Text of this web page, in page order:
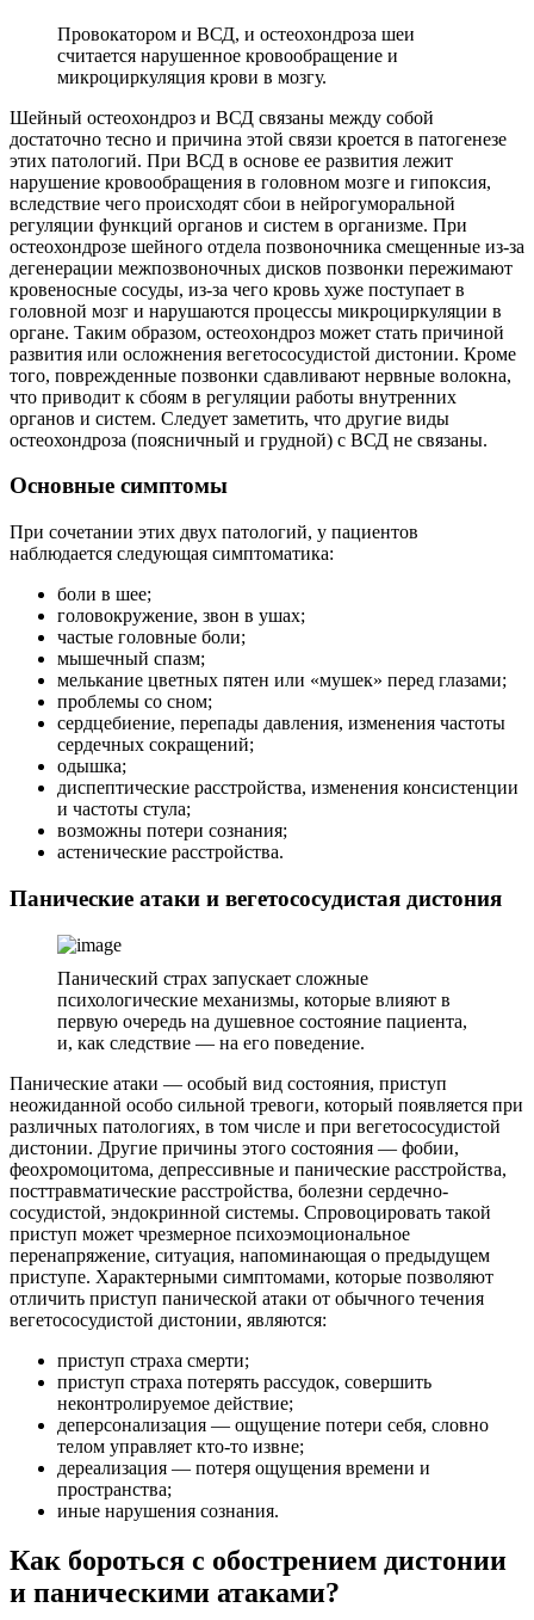
Провокатором и ВСД, и остеохондроза шеи
считается нарушенное кровообращение и
микроциркуляция крови в мозгу.
Шейный остеохондроз и ВСД связаны между собой
достаточно тесно и причина этой связи кроется в патогенезе
этих патологий. При ВСД в основе ее развития лежит
нарушение кровообращения в головном мозге и гипоксия,
вследствие чего происходят сбои в нейрогуморальной
регуляции функций органов и систем в организме. При
остеохондрозе шейного отдела позвоночника смещенные из-за
дегенерации межпозвоночных дисков позвонки пережимают
кровеносные сосуды, из-за чего кровь хуже поступает в
головной мозг и нарушаются процессы микроциркуляции в
органе. Таким образом, остеохондроз может стать причиной
развития или осложнения вегетососудистой дистонии. Кроме
того, поврежденные позвонки сдавливают нервные волокна,
что приводит к сбоям в регуляции работы внутренних
органов и систем. Следует заметить, что другие виды
остеохондроза (поясничный и грудной) с ВСД не связаны.
Основные симптомы
При сочетании этих двух патологий, у пациентов
наблюдается следующая симптоматика:
боли в шее;
головокружение, звон в ушах;
частые головные боли;
мышечный спазм;
мелькание цветных пятен или «мушек» перед глазами;
проблемы со сном;
сердцебиение, перепады давления, изменения частоты
сердечных сокращений;
одышка;
диспептические расстройства, изменения консистенции
и частоты стула;
возможны потери сознания;
астенические расстройства.
Панические атаки и вегетососудистая дистония
Панический страх запускает сложные
психологические механизмы, которые влияют в
первую очередь на душевное состояние пациента,
и, как следствие — на его поведение.
Панические атаки — особый вид состояния, приступ
неожиданной особо сильной тревоги, который появляется при
различных патологиях, в том числе и при вегетососудистой
дистонии. Другие причины этого состояния — фобии,
феохромоцитома, депрессивные и панические расстройства,
посттравматические расстройства, болезни сердечно-
сосудистой, эндокринной системы. Спровоцировать такой
приступ может чрезмерное психоэмоциональное
перенапряжение, ситуация, напоминающая о предыдущем
приступе. Характерными симптомами, которые позволяют
отличить приступ панической атаки от обычного течения
вегетососудистой дистонии, являются:
приступ страха смерти;
приступ страха потерять рассудок, совершить
неконтролируемое действие;
деперсонализация — ощущение потери себя, словно
телом управляет кто-то извне;
дереализация — потеря ощущения времени и
пространства;
иные нарушения сознания.
Как бороться с обострением дистонии
и паническими атаками?